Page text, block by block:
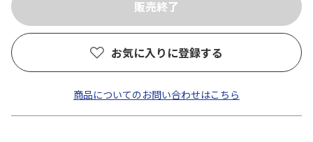
お気に入りに登録する
商品についてのお問い合わせはこちら